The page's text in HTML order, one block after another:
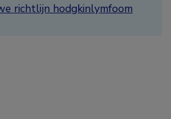
richtlijn hodgkinlymfoom